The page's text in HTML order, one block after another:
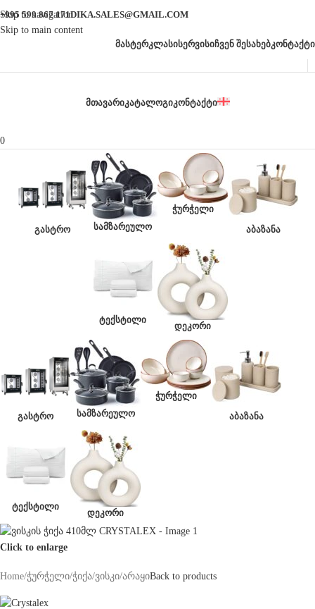
Skip to navigation
Skip to main content
+995 599 867 171DIKA.SALES@GMAIL.COM
ᲛᲐᲡᲢᲔᲠᲙᲚᲐᲡᲘᲡᲔᲠᲕᲘᲡᲘᲩᲕᲔᲜ ᲨᲔᲡᲐᲮᲔᲑᲙᲝᲜᲢᲐᲥᲢᲘ
ᲛᲗᲐᲕᲐᲠᲘᲙᲐᲢᲐᲚᲝᲒᲘᲙᲝᲜᲢᲐᲥᲢᲘ
0
ᲒᲐᲡᲢᲠᲝ ᲡᲐᲛᲖᲐᲠᲔᲣᲚᲝ
ᲭᲣᲠᲭᲔᲚᲘ
ᲐᲑᲐᲖᲐᲜᲐ
ᲢᲔᲥᲡᲢᲘᲚᲘ
ᲓᲔᲙᲝᲠᲘ
ᲒᲐᲡᲢᲠᲝ ᲡᲐᲛᲖᲐᲠᲔᲣᲚᲝ
ᲭᲣᲠᲭᲔᲚᲘ
ᲐᲑᲐᲖᲐᲜᲐ
ᲢᲔᲥᲡᲢᲘᲚᲘ
ᲓᲔᲙᲝᲠᲘ
Click to enlarge
Home/ჭურჭელი/ჭიქა/ვისკი/არაყიBack to products